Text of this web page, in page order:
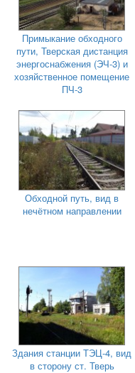
Примыкание обходного
пути, Тверская дистанция
энергоснабжения (ЭЧ-3) и
хозяйственное помещение
ПЧ-3
Обходной путь, вид в
нечётном направлении
Здания станции ТЭЦ-4, вид
в сторону ст. Тверь